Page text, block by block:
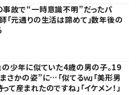
事故で“一時意識不明”だったパ
「元通りの生活は諦めて」数年後の
の少年に似ていた4歳の男の子。19
さかの姿”に…「似てるｗ」「美形男
て産まれたのですね」「イケメン！」